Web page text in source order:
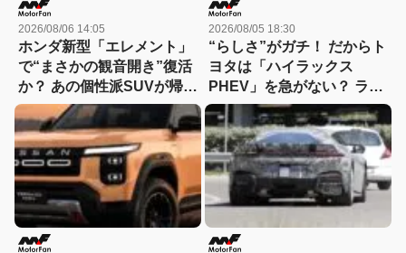
2026/08/06 14:05
ホンダ新型「エレメント」
で“まさかの観音開き”復活
か？ あの個性派SUVが帰っ
てくる可能性
2026/08/05 18:30
“らしさ”がガチ！ だからト
ヨタは「ハイラックス
PHEV」を急がない？ ライ
バルとは異なる電動化戦略
を読み解く